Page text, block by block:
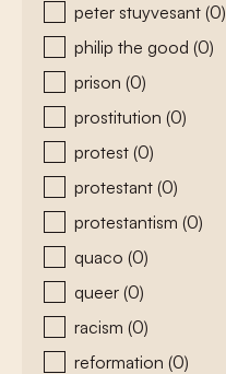
peter stuyvesant (0)
philip the good (0)
prison (0)
prostitution (0)
protest (0)
protestant (0)
protestantism (0)
quaco (0)
queer (0)
racism (0)
reformation (0)